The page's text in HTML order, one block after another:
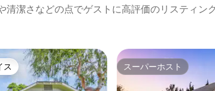
清潔さなどの点でゲストに高評価のリスティング
チョイスです。
ス スーパーホスト
スーパーホスト